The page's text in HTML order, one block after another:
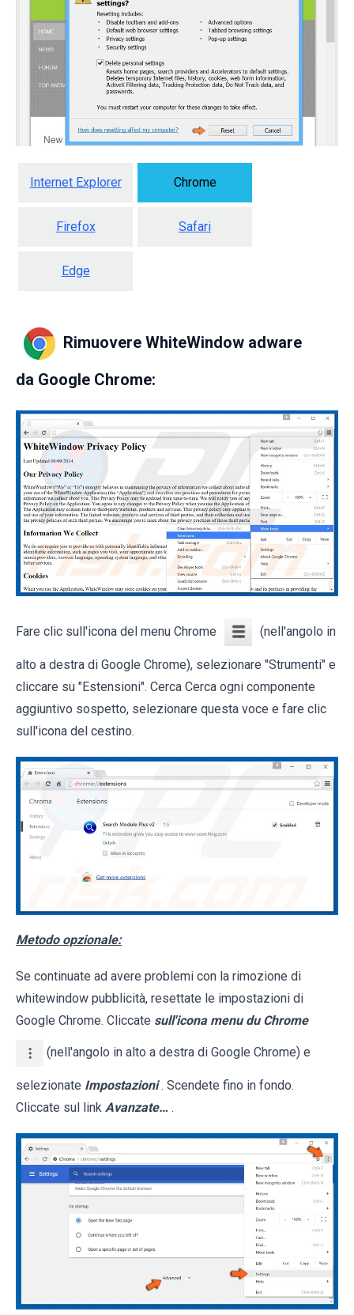
Internet Explorer Chrome
Firefox Safari
Edge
Rimuovere WhiteWindow adware
da Google Chrome:
Fare clic sull'icona del menu Chrome (nell'angolo in
alto a destra di Google Chrome), selezionare "Strumenti" e
cliccare su "Estensioni". Cerca Cerca ogni componente
aggiuntivo sospetto, selezionare questa voce e fare clic
sull'icona del cestino.
Metodo opzionale:
Se continuate ad avere problemi con la rimozione di
whitewindow pubblicità, resettate le impostazioni di
Google Chrome. Cliccate sull'icona menu du Chrome
(nell'angolo in alto a destra di Google Chrome) e
selezionate Impostazioni . Scendete fino in fondo.
Cliccate sul link Avanzate… .